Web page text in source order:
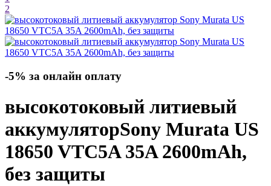
2
-5% за онлайн оплату
высокотоковый литиевый
аккумуляторSony Murata US
18650 VTC5A 35A 2600mAh,
без защиты